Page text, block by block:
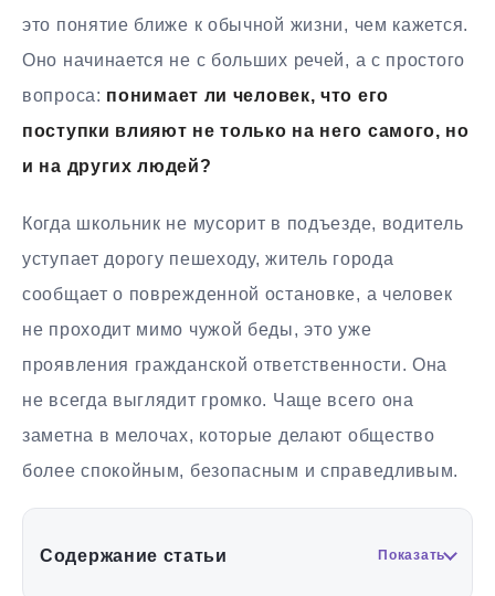
это понятие ближе к обычной жизни, чем кажется.
Оно начинается не с больших речей, а с простого
вопроса: понимает ли человек, что его
поступки влияют не только на него самого, но
и на других людей?
Когда школьник не мусорит в подъезде, водитель
уступает дорогу пешеходу, житель города
сообщает о поврежденной остановке, а человек
не проходит мимо чужой беды, это уже
проявления гражданской ответственности. Она
не всегда выглядит громко. Чаще всего она
заметна в мелочах, которые делают общество
более спокойным, безопасным и справедливым.
Содержание статьи Показать